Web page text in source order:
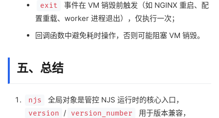
exit
事件在 VM 销毁前触发（如 NGINX 重启、配
置重载、worker 进程退出），仅执行一次；
回调函数中避免耗时操作，否则可能阻塞 VM 销毁。
五、总结
njs 全局对象是管控 NJS 运行时的核心入口，
version / version_number 用于版本兼容，